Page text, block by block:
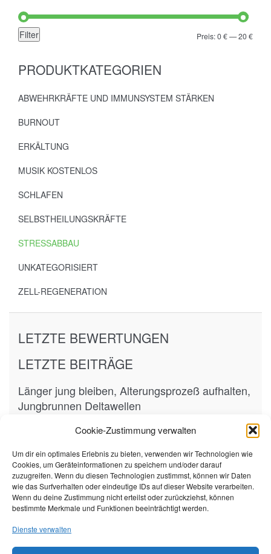
Cookie-Zustimmung verwalten
Um dir ein optimales Erlebnis zu bieten, verwenden wir Technologien wie
Cookies, um Geräteinformationen zu speichern und/oder darauf
zuzugreifen. Wenn du diesen Technologien zustimmst, können wir Daten
wie das Surfverhalten oder eindeutige IDs auf dieser Website verarbeiten.
Wenn du deine Zustimmung nicht erteilst oder zurückziehst, können
bestimmte Merkmale und Funktionen beeinträchtigt werden.
Dienste verwalten
Min.
Max.
Filter Preis:0 €—20 €
PRODUKTKATEGORIEN
ABWEHRKRÄFTE UND IMMUNSYSTEM STÄRKEN
BURNOUT
ERKÄLTUNG
MUSIK KOSTENLOS
SCHLAFEN
SELBSTHEILUNGSKRÄFTE
STRESSABBAU
UNKATEGORISIERT
ZELL-REGENERATION
LETZTE BEWERTUNGEN
LETZTE BEITRÄGE
Länger jung bleiben, Alterungsprozeß aufhalten,
Jungbrunnen Deltawellen
Abwehrkräfte und Immunsystem stärken
7. März 2023
SCHLAGWORTE
Alphawellen Musik